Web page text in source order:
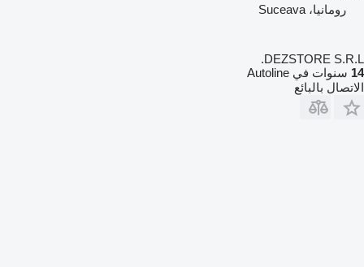
رومانيا، Suceava
DEZSTORE S.R.L.
14 سنوات في Autoline
الاتصال بالبائع